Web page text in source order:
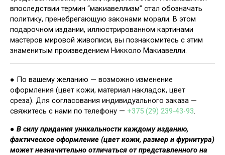
впоследствии термин “макиавеллизм” стал обозначать
политику, пренебрегающую законами морали. В этом
подарочном издании, иллюстрированном картинами
мастеров мировой живописи, вы познакомитесь с этим
знаменитым произведением Никколо Макиавелли.
● По вашему желанию — возможно изменение
оформления (цвет кожи, материал накладок, цвет
среза). Для согласования индивидуального заказа —
свяжитесь с нами по телефону — +375 (29) 239-43-93.
● В силу придания уникальности каждому изданию,
фактическое оформление (цвет кожи, размер и фурнитура)
может незначительно отличаться от представленного на